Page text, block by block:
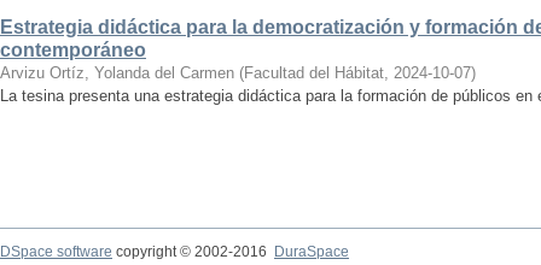
Estrategia didáctica para la democratización y formación
contemporáneo
Arvizu Ortíz, Yolanda del Carmen (Facultad del Hábitat, 2024-10-07)
La tesina presenta una estrategia didáctica para la formación de públicos en
DSpace software copyright © 2002-2016
DuraSpace